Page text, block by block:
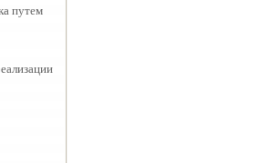
путем